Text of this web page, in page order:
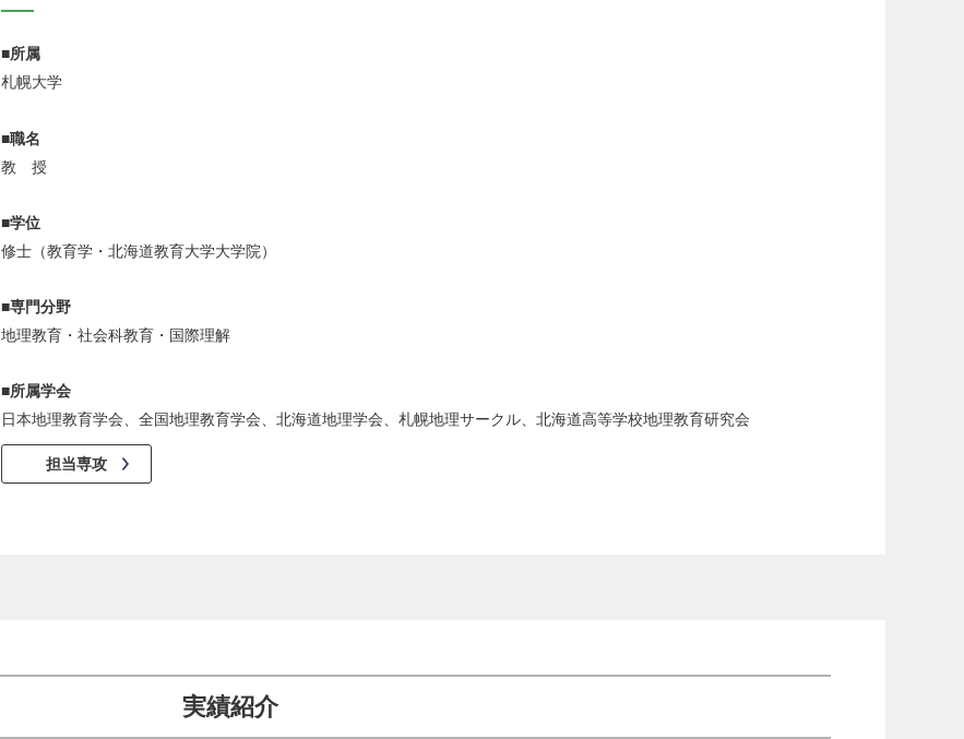
■所属
札幌大学
■職名
教 授
■学位
修士（教育学・北海道教育大学大学院）
■専門分野
地理教育・社会科教育・国際理解
■所属学会
日本地理教育学会、全国地理教育学会、北海道地理学会、札幌地理サークル、北海道高等学校地理教育研究会
担当専攻
実績紹介